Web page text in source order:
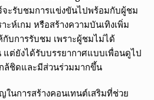
จะรับชมการแข่งขันไปพร้อมกับผู้ชม
ะห์เกม หรือสร้างความบันเทิงเพิ่ม
บการรับชม เพราะผู้ชมไม่ได้
แต่ยังได้รับบรรยากาศแบบเพื่อนดูไป
ล้ชิดและมีส่วนร่วมมากขึ้น
ในการสร้างคอนเทนต์เสริมที่ช่วย